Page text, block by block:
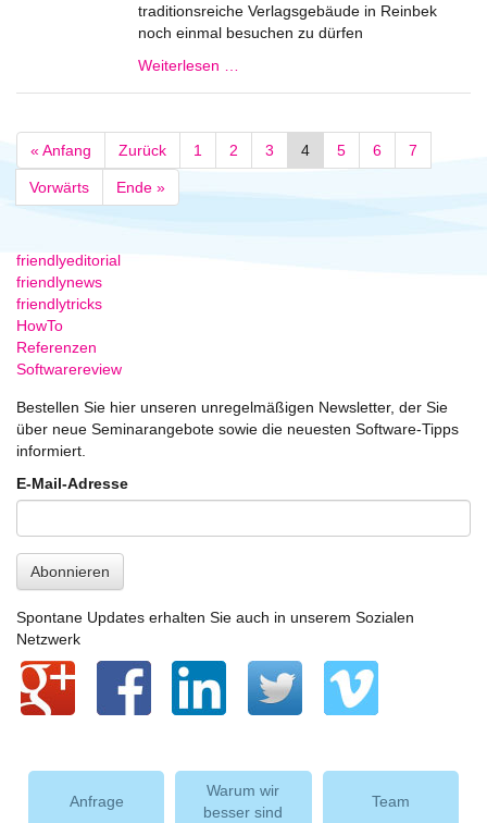
traditionsreiche Verlagsgebäude in Reinbek
noch einmal besuchen zu dürfen
Weiterlesen …
« Anfang Zurück 1 2 3 4 5 6 7
Vorwärts Ende »
friendlyeditorial
friendlynews
friendlytricks
HowTo
Referenzen
Softwarereview
Bestellen Sie hier unseren unregelmäßigen Newsletter, der Sie
über neue Seminarangebote sowie die neuesten Software-Tipps
informiert.
E-Mail-Adresse
Abonnieren
Spontane Updates erhalten Sie auch in unserem Sozialen
Netzwerk
Anfrage
Warum wir
besser sind
Team